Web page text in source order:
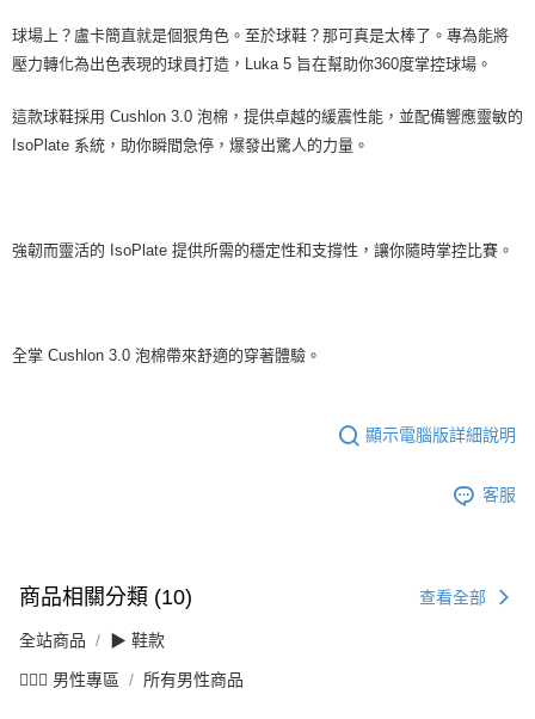
球場上？盧卡簡直就是個狠角色。至於球鞋？那可真是太棒了。專為能將
壓力轉化為出色表現的球員打造，Luka 5 旨在幫助你360度掌控球場。
這款球鞋採用 Cushlon 3.0 泡棉，提供卓越的緩震性能，並配備響應靈敏的
IsoPlate 系統，助你瞬間急停，爆發出驚人的力量。
強韌而靈活的 IsoPlate 提供所需的穩定性和支撐性，讓你隨時掌控比賽。
全掌 Cushlon 3.0 泡棉帶來舒適的穿著體驗。
顯示電腦版詳細說明
客服
商品相關分類 (10) 查看全部
全站商品 ▶ 鞋款
💁🏻‍♂️ 男性專區 所有男性商品